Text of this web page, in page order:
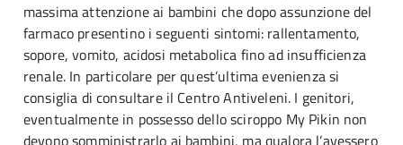
massima attenzione ai bambini che dopo assunzione del
farmaco presentino i seguenti sintomi: rallentamento,
sopore, vomito, acidosi metabolica fino ad insufficienza
renale. In particolare per quest’ultima evenienza si
consiglia di consultare il Centro Antiveleni. I genitori,
eventualmente in possesso dello sciroppo My Pikin non
devono somministrarlo ai bambini, ma qualora l’avessero